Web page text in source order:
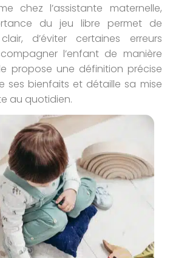
chez l’assistante maternelle,
du jeu libre permet de
d’éviter certaines erreurs
l’enfant de manière
propose une définition précise
ses bienfaits et détaille sa mise
au quotidien.